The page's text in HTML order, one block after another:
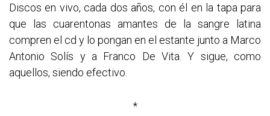
Discos en vivo, cada dos años, con él en la tapa para
que las cuarentonas amantes de la sangre latina
compren el cd y lo pongan en el estante junto a Marco
Antonio Solís y a Franco De Vita. Y sigue, como
aquellos, siendo efectivo.
*